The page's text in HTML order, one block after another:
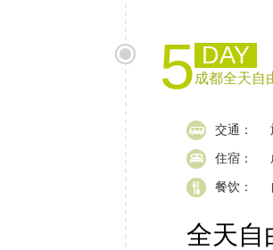
5 DAY
成都全天自
交通：
住宿：
餐饮：
全天自